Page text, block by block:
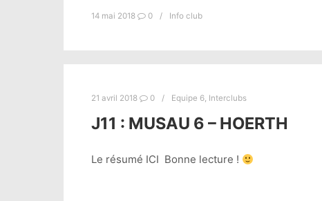
14 mai 2018 0 Info club
21 avril 2018 0 Equipe 6, Interclubs
J11 : MUSAU 6 – HOERTH
Le résumé ICI Bonne lecture !